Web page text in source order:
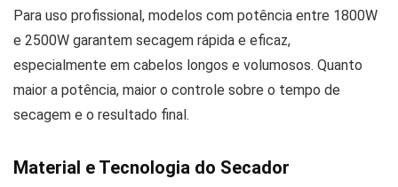
Para uso profissional, modelos com potência entre 1800W
e 2500W garantem secagem rápida e eficaz,
especialmente em cabelos longos e volumosos. Quanto
maior a potência, maior o controle sobre o tempo de
secagem e o resultado final.
Material e Tecnologia do Secador